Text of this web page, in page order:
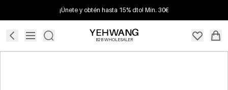
¡Únete y obtén hasta 15% dto! Mín. 30€
B2B WHOLESALER